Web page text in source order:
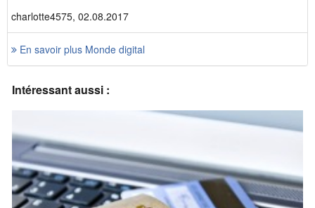
charlotte4575, 02.08.2017
En savoir plus Monde digital
Intéressant aussi :